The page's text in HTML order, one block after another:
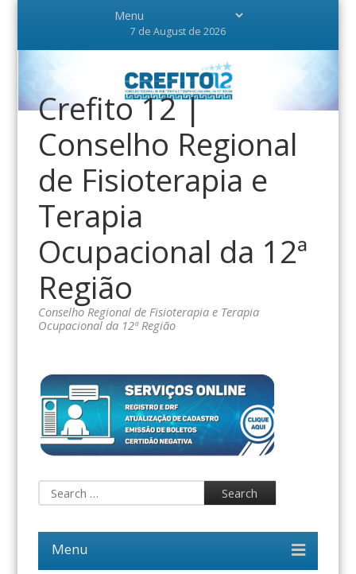
7 de August de 2026
Crefito 12 |
Conselho Regional
de Fisioterapia e
Terapia
Ocupacional da 12ª
Região
Conselho Regional de Fisioterapia e Terapia
Ocupacional da 12ª Região